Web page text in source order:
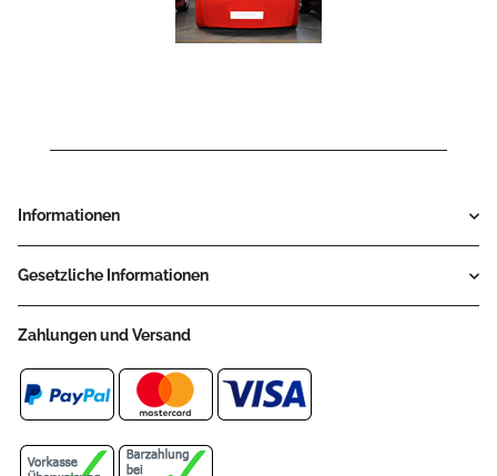
Informationen
Gesetzliche Informationen
Zahlungen und Versand